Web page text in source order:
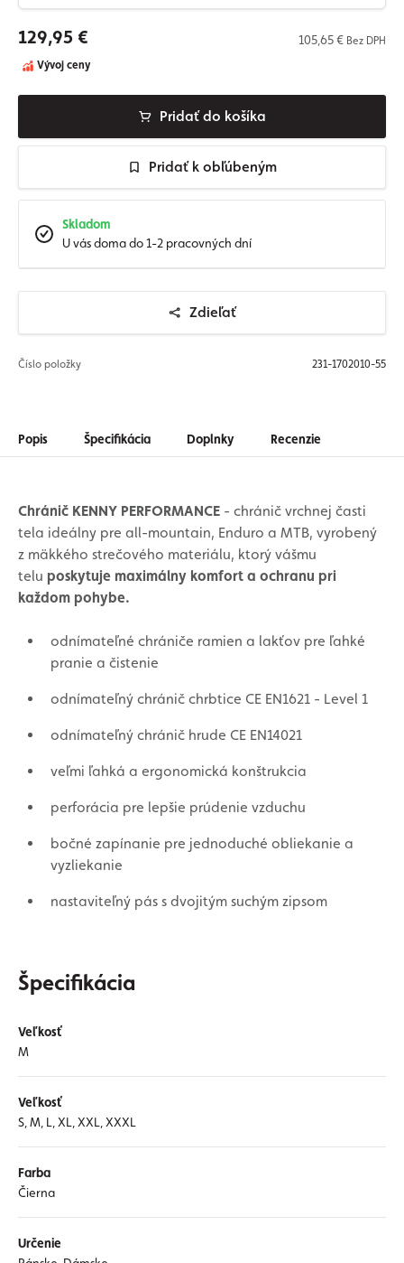
129,95 € 105,65 € Bez DPH
Vývoj ceny
Pridať do košíka
Pridať k obľúbeným
Skladom
U vás doma do 1-2 pracovných dní
Zdieľať
Číslo položky 231-1702010-55
Popis Špecifikácia Doplnky Recenzie
Chránič KENNY PERFORMANCE - chránič vrchnej časti
tela ideálny pre all-mountain, Enduro a MTB, vyrobený
z mäkkého strečového materiálu, ktorý vášmu
telu poskytuje maximálny komfort a ochranu pri
každom pohybe.
odnímateľné chrániče ramien a lakťov pre ľahké
pranie a čistenie
odnímateľný chránič chrbtice CE EN1621 - Level 1
odnímateľný chránič hrude CE EN14021
veľmi ľahká a ergonomická konštrukcia
perforácia pre lepšie prúdenie vzduchu
bočné zapínanie pre jednoduché obliekanie a
vyzliekanie
nastaviteľný pás s dvojitým suchým zipsom
Špecifikácia
Veľkosť
M
Veľkosť
S, M, L, XL, XXL, XXXL
Farba
Čierna
Určenie